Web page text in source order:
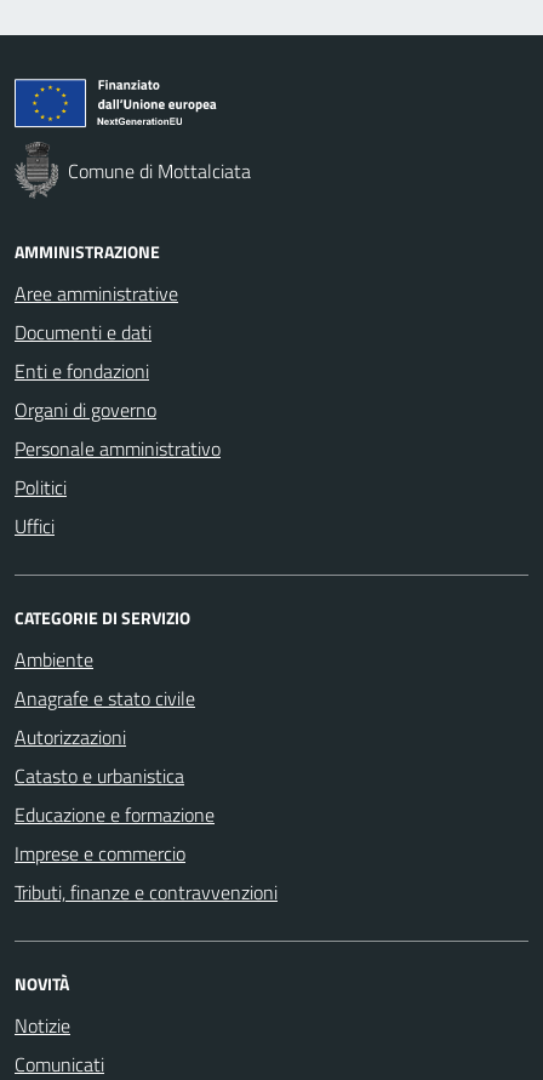
Comune di Mottalciata
AMMINISTRAZIONE
Aree amministrative
Documenti e dati
Enti e fondazioni
Organi di governo
Personale amministrativo
Politici
Uffici
CATEGORIE DI SERVIZIO
Ambiente
Anagrafe e stato civile
Autorizzazioni
Catasto e urbanistica
Educazione e formazione
Imprese e commercio
Tributi, finanze e contravvenzioni
NOVITÀ
Notizie
Comunicati